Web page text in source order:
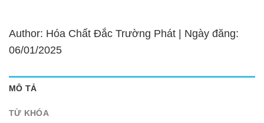
Author: Hóa Chất Đắc Trường Phát | Ngày đăng:
06/01/2025
MÔ TẢ
TỪ KHÓA